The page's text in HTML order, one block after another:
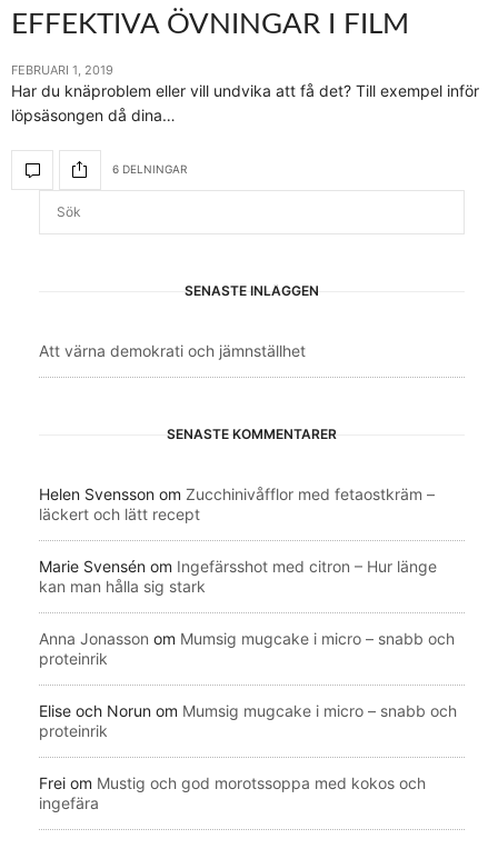
EFFEKTIVA ÖVNINGAR I FILM
FEBRUARI 1, 2019
Har du knäproblem eller vill undvika att få det? Till exempel inför
löpsäsongen då dina…
6 DELNINGAR
SENASTE INLÄGGEN
Att värna demokrati och jämnställhet
SENASTE KOMMENTARER
Helen Svensson om Zucchinivåfflor med fetaostkräm –
läckert och lätt recept
Marie Svensén om Ingefärsshot med citron – Hur länge
kan man hålla sig stark
Anna Jonasson om Mumsig mugcake i micro – snabb och
proteinrik
Elise och Norun om Mumsig mugcake i micro – snabb och
proteinrik
Frei om Mustig och god morotssoppa med kokos och
ingefära